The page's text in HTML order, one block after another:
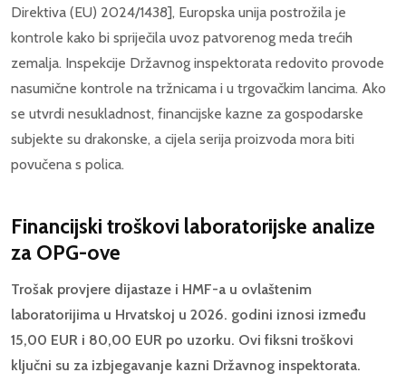
Direktiva (EU) 2024/1438], Europska unija postrožila je
kontrole kako bi spriječila uvoz patvorenog meda trećih
zemalja. Inspekcije Državnog inspektorata redovito provode
nasumične kontrole na tržnicama i u trgovačkim lancima. Ako
se utvrdi nesukladnost, financijske kazne za gospodarske
subjekte su drakonske, a cijela serija proizvoda mora biti
povučena s polica.
Financijski troškovi laboratorijske analize
za OPG-ove
Trošak provjere dijastaze i HMF-a u ovlaštenim
laboratorijima u Hrvatskoj u 2026. godini iznosi između
15,00 EUR i 80,00 EUR po uzorku. Ovi fiksni troškovi
ključni su za izbjegavanje kazni Državnog inspektorata.